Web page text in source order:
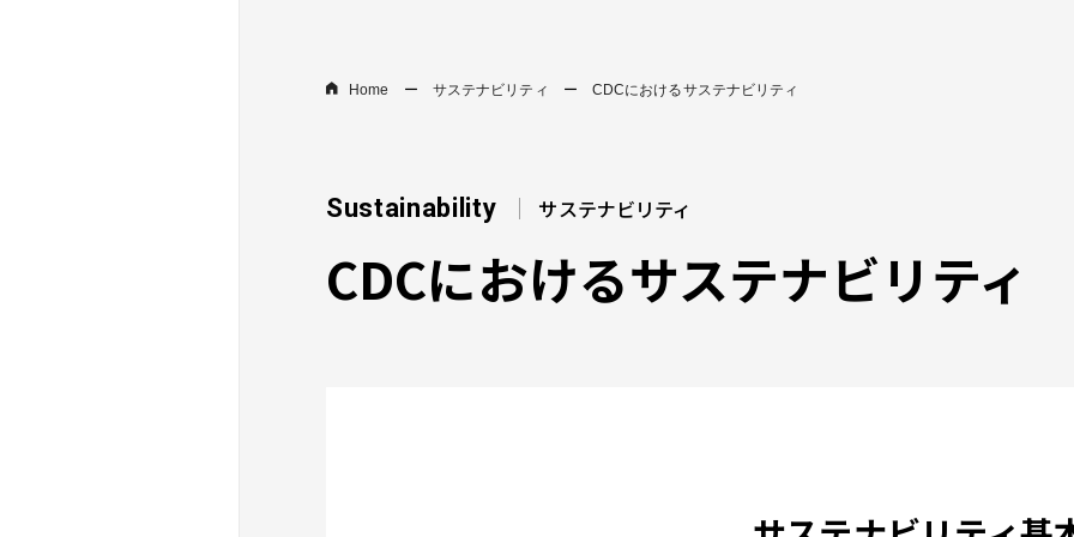
Home サステナビリティ CDCにおけるサステナビリティ
Sustainability サステナビリティ
CDCにおけるサステナビリティ